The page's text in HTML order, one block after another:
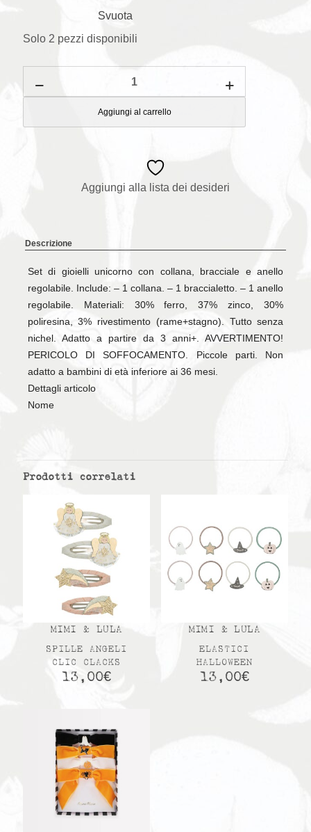
Svuota
Solo 2 pezzi disponibili
Gioielli
quantità
Aggiungi al carrello
Aggiungi alla lista dei desideri
Descrizione
Set di gioielli unicorno con collana, bracciale e anello
regolabile. Include: – 1 collana. – 1 braccialetto. – 1 anello
regolabile. Materiali: 30% ferro, 37% zinco, 30%
poliresina, 3% rivestimento (rame+stagno). Tutto senza
nichel. Adatto a partire da 3 anni+. AVVERTIMENTO!
PERICOLO DI SOFFOCAMENTO. Piccole parti. Non
adatto a bambini di età inferiore ai 36 mesi.
Dettagli articolo
Nome
Prodotti correlati
MIMI & LULA
SPILLE ANGELI
CLIC CLACKS
13,00€
MIMI & LULA
ELASTICI
HALLOWEEN
13,00€